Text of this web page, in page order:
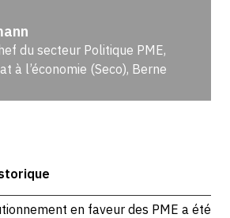
du secteur Politique PME,
à l’économie (Seco), Berne
en faveur des PME a été